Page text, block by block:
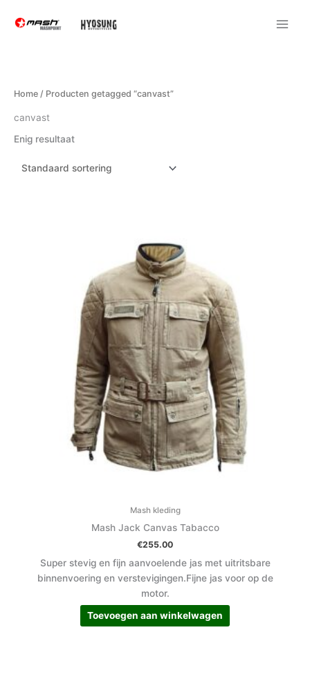
naar
Home / Producten getagged “canvast”
canvast
Enig resultaat
Mash kleding
Mash Jack Canvas Tabacco
€255.00
Super stevig en fijn aanvoelende jas met uitritsbare
binnenvoering en verstevigingen.Fijne jas voor op de
motor.
Toevoegen aan winkelwagen